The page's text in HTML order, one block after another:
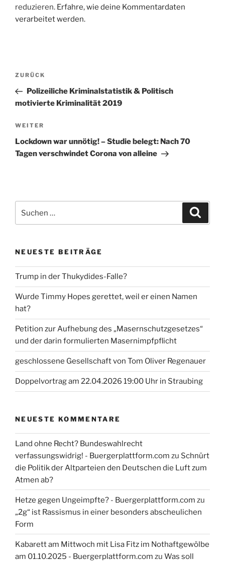
reduzieren. Erfahre, wie deine Kommentardaten
verarbeitet werden.
Beitragsnavigation
Vorheriger
Beitrag
ZURÜCK
Polizeiliche Kriminalstatistik & Politisch
motivierte Kriminalität 2019
Nächster
Beitrag
WEITER
Lockdown war unnötig! – Studie belegt: Nach 70
Tagen verschwindet Corona von alleine
nach:
NEUESTE BEITRÄGE
Trump in der Thukydides-Falle?
Wurde Timmy Hopes gerettet, weil er einen Namen
hat?
Petition zur Aufhebung des „Masernschutzgesetzes“
und der darin formulierten Masernimpfpflicht
geschlossene Gesellschaft von Tom Oliver Regenauer
Doppelvortrag am 22.04.2026 19:00 Uhr in Straubing
NEUESTE KOMMENTARE
Land ohne Recht? Bundeswahlrecht
verfassungswidrig! - Buergerplattform.com zu Schnürt
die Politik der Altparteien den Deutschen die Luft zum
Atmen ab?
Hetze gegen Ungeimpfte? - Buergerplattform.com zu
„2g“ ist Rassismus in einer besonders abscheulichen
Form
Kabarett am Mittwoch mit Lisa Fitz im Nothaftgewölbe
am 01.10.2025 - Buergerplattform.com zu Was soll